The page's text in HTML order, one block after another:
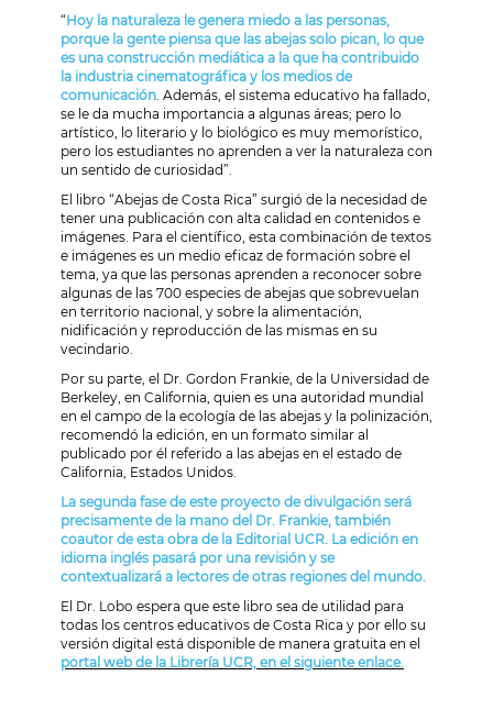
“Hoy la naturaleza le genera miedo a las personas,
porque la gente piensa que las abejas solo pican, lo que
es una construcción mediática a la que ha contribuido
la industria cinematográfica y los medios de
comunicación . Además, el sistema educativo ha fallado,
se le da mucha importancia a algunas áreas; pero lo
artístico, lo literario y lo biológico es muy memorístico,
pero los estudiantes no aprenden a ver la naturaleza con
un sentido de curiosidad”.
El libro “Abejas de Costa Rica” surgió de la necesidad de
tener una publicación con alta calidad en contenidos e
imágenes. Para el científico, esta combinación de textos
e imágenes es un medio eficaz de formación sobre el
tema, ya que las personas aprenden a reconocer sobre
algunas de las 700 especies de abejas que sobrevuelan
en territorio nacional, y sobre la alimentación,
nidificación y reproducción de las mismas en su
vecindario.
Por su parte, el Dr. Gordon Frankie, de la Universidad de
Berkeley, en California, quien es una autoridad mundial
en el campo de la ecología de las abejas y la polinización,
recomendó la edición, en un formato similar al
publicado por él referido a las abejas en el estado de
California, Estados Unidos.
La segunda fase de este proyecto de divulgación será
precisamente de la mano del Dr. Frankie, también
coautor de esta obra de la Editorial UCR. La edición en
idioma inglés pasará por una revisión y se
contextualizará a lectores de otras regiones del mundo.
El Dr. Lobo espera que este libro sea de utilidad para
todas los centros educativos de Costa Rica y por ello su
versión digital está disponible de manera gratuita en el
portal web de la Librería UCR, en el siguiente enlace.